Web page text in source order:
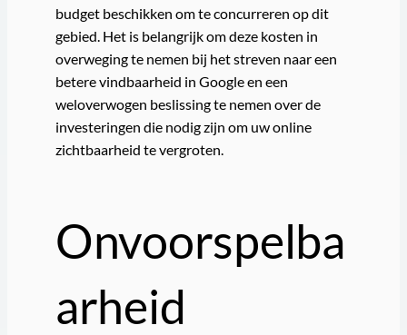
budget beschikken om te concurreren op dit
gebied. Het is belangrijk om deze kosten in
overweging te nemen bij het streven naar een
betere vindbaarheid in Google en een
weloverwogen beslissing te nemen over de
investeringen die nodig zijn om uw online
zichtbaarheid te vergroten.
Onvoorspelba
arheid